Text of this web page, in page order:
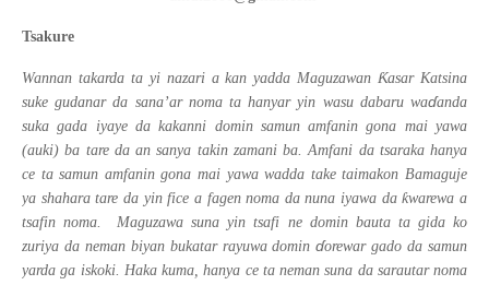
Tsakure
Wannan takarda ta yi nazari a kan yadda MaguzawanƘasar Katsina
suke gudanar da sana’ar noma ta hanyar yin wasu dabaru waɗanda
suka gada iyaye da kakanni domin samun amfanin gona mai yawa
(auki) ba tare da an sanya takin zamani ba. Amfani da tsaraka hanya
ce ta samun amfanin gona mai yawa wadda take taimakon Bamaguje
ya shahara tare da yin fice a fagen noma da nuna iyawa daƙwarewa a
tsafin noma. Maguzawa suna yin tsafi ne domin bauta ta gida ko
zuriya da neman biyan bukatar rayuwa dominɗorewar gado da samun
yarda ga iskoki. Haka kuma, hanya ce ta neman suna da sarautar noma